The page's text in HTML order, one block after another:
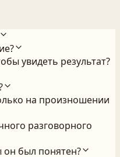
увидеть результат?
на произношении
разговорного
он был понятен?